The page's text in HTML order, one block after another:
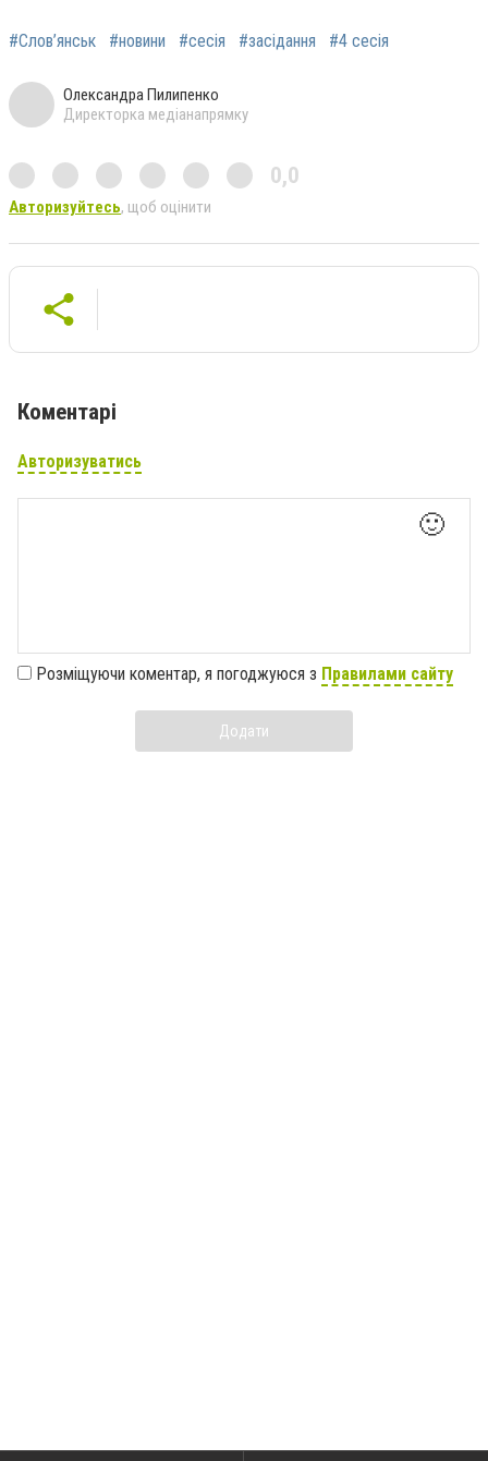
#Слов’янськ #новини #сесія #засідання #4 сесія
Олександра Пилипенко
Директорка медіанапрямку
0,0
Авторизуйтесь, щоб оцінити
Коментарі
Авторизуватись
🙂
Розміщуючи коментар, я погоджуюся з Правилами сайту
Додати